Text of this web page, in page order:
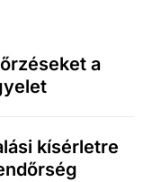
a
kísérletre